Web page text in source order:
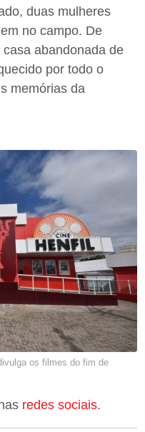
duas mulheres
no campo. De
abandonada de
por todo o
memórias da
os filmes do fim de
redes sociais.